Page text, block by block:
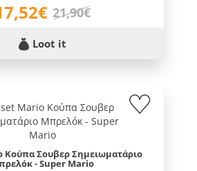
21,90€
Loot it
Κούπα Σουβερ Σημειωματάριο
- Super Mario